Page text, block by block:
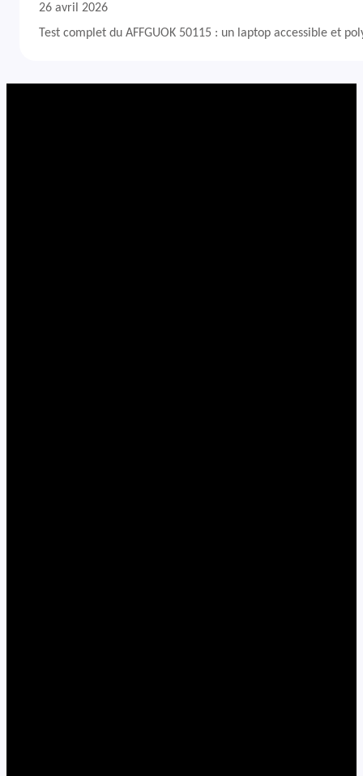
26 avril 2026
Test complet du AFFGUOK 50115 : un laptop accessible